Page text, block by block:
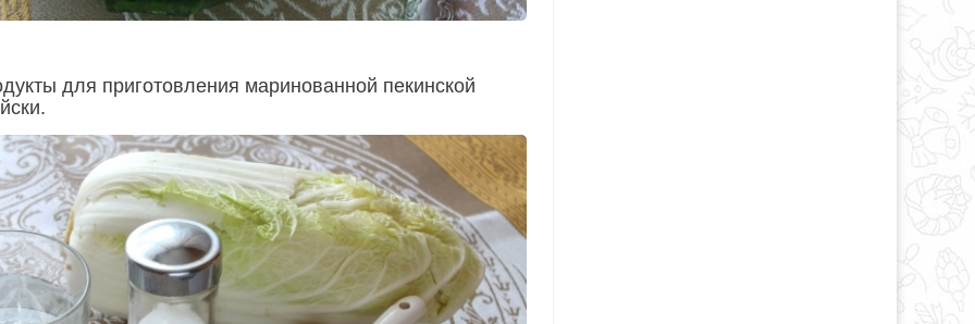
для приготовления маринованной пекинской